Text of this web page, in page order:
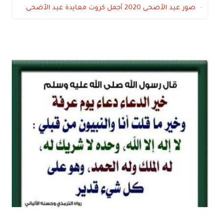
صور عيد الأضحى 2020 أجمل كروت معايدة عيد الأضحى